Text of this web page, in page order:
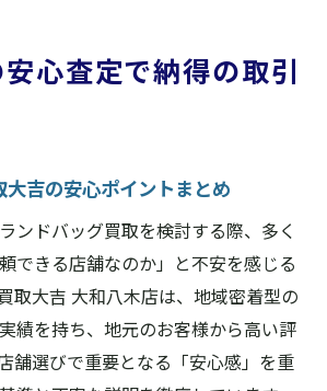
心査定で納得の取引
吉の安心ポイントまとめ
ンドバッグ買取を検討する際、多く
できる店舗なのか」と不安を感じる
取大吉 大和八木店は、地域密着型の
績を持ち、地元のお客様から高い評
舗選びで重要となる「安心感」を重